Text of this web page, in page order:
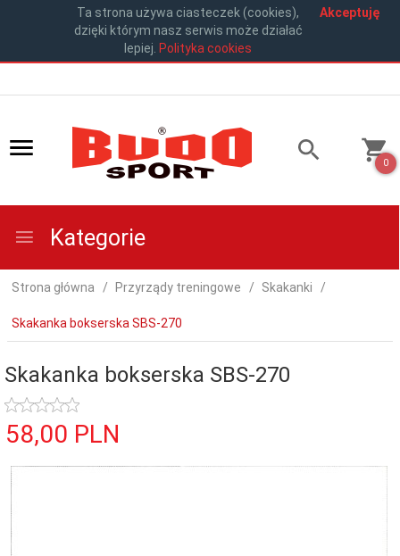
Ta strona używa ciasteczek (cookies),
dzięki którym nasz serwis może działać
lepiej. Polityka cookies
Akceptuję
0
Kategorie
Strona główna Przyrządy treningowe Skakanki
Skakanka bokserska SBS-270
Skakanka bokserska SBS-270
58,00 PLN